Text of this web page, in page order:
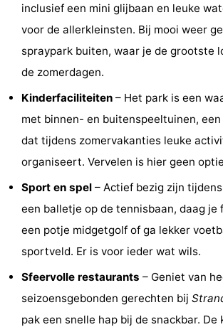
centra
Dorpen
Steden
Rondleidingen
Sporten
Zwembaden
Fietsen
Wandelen
-
Paardrijden
inclusief een mini glijbaan en leuke
voor de allerkleinsten. Bij mooi weer
spraypark buiten, waar je de grootste
de zomerdagen.
Kinderfaciliteiten – Het park is een
met binnen- en buitenspeeltuinen,
dat tijdens zomervakanties leuke
organiseert. Vervelen is hier geen
Sport en spel – Actief bezig zijn
een balletje op de tennisbaan, daag je
een potje midgetgolf of ga lekker
sportveld. Er is voor ieder wat wils.
Sfeervolle restaurants – Geniet van
seizoensgebonden gerechten bij
pak een snelle hap bij de snackbar. De